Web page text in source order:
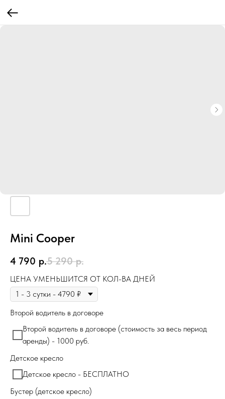
Mini Cooper
4 790 р.5 290 р.
ЦЕНА УМЕНЬШИТСЯ ОТ КОЛ-ВА ДНЕЙ
Второй водитель в договоре
Второй водитель в договоре (стоимость за весь период
аренды) - 1000 руб.
Детское кресло
Детское кресло - БЕСПЛАТНО
Бустер (детское кресло)